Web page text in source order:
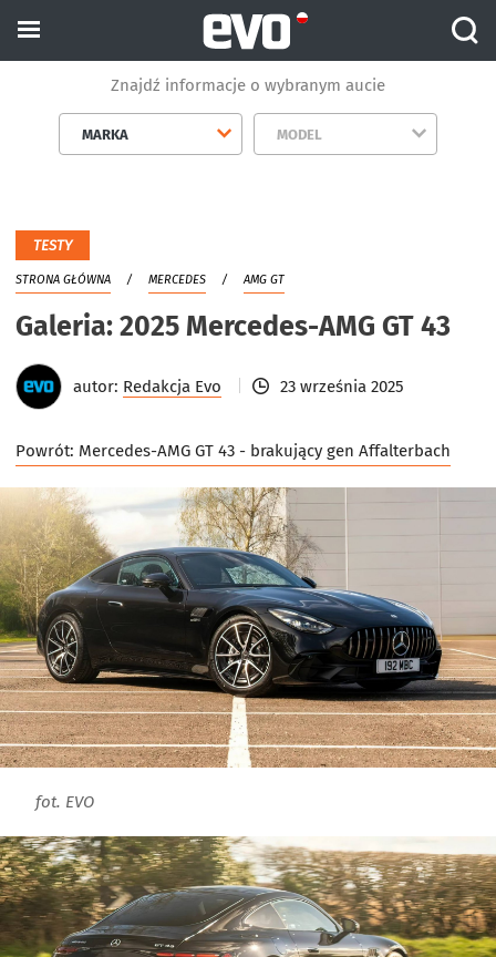
Znajdź informacje o wybranym aucie
MARKA MODEL
TESTY
STRONA GŁÓWNA MERCEDES AMG GT
Galeria: 2025 Mercedes-AMG GT 43
autor: Redakcja Evo 23 września 2025
Powrót: Mercedes-AMG GT 43 - brakujący gen Affalterbach
fot. EVO